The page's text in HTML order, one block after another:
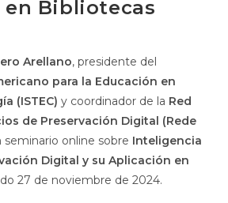
Bibliotecas
Arellano, presidente del
para la Educación en
(ISTEC) y coordinador de la Red
de Preservación Digital (Rede
seminario online sobre Inteligencia
Digital y su Aplicación en
27 de noviembre de 2024.